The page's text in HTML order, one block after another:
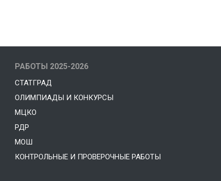
РАБОТЫ 2025-2026
СТАТГРАД
ОЛИМПИАДЫ И КОНКУРСЫ
МЦКО
РДР
МОШ
КОНТРОЛЬНЫЕ И ПРОВЕРОЧНЫЕ РАБОТЫ